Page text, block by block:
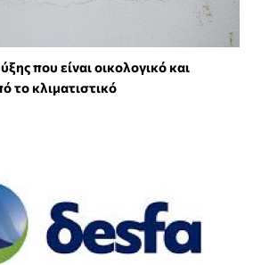
που είναι οικολογικό και
το κλιματιστικό